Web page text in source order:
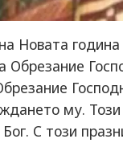
Новата
Обрезание
му.
Бог. С този